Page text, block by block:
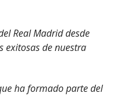
Real Madrid desde
exitosas de nuestra
ha formado parte del